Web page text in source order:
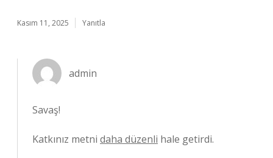
Kasım 11, 2025 Yanıtla
admin
Savaş!
Katkınız metni daha düzenli hale getirdi.